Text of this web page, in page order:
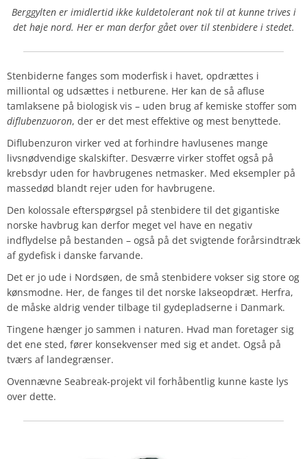
Berggylten er imidlertid ikke kuldetolerant nok til at kunne trives i
det høje nord. Her er man derfor gået over til stenbidere i stedet.
Stenbiderne fanges som moderfisk i havet, opdrættes i
milliontal og udsættes i netburene. Her kan de så afluse
tamlaksene på biologisk vis – uden brug af kemiske stoffer som
diflubenzuoron, der er det mest effektive og mest benyttede.
Diflubenzuron virker ved at forhindre havlusenes mange
livsnødvendige skalskifter. Desværre virker stoffet også på
krebsdyr uden for havbrugenes netmasker. Med eksempler på
massedød blandt rejer uden for havbrugene.
Den kolossale efterspørgsel på stenbidere til det gigantiske
norske havbrug kan derfor meget vel have en negativ
indflydelse på bestanden – også på det svigtende forårsindtræk
af gydefisk i danske farvande.
Det er jo ude i Nordsøen, de små stenbidere vokser sig store og
kønsmodne. Her, de fanges til det norske lakseopdræt. Herfra,
de måske aldrig vender tilbage til gydepladserne i Danmark.
Tingene hænger jo sammen i naturen. Hvad man foretager sig
det ene sted, fører konsekvenser med sig et andet. Også på
tværs af landegrænser.
Ovennævne Seabreak-projekt vil forhåbentlig kunne kaste lys
over dette.